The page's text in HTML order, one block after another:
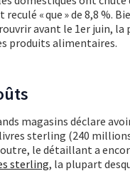
« que » de 8,8 %.
avant le 1er juin, la
produits alimentaires.
magasins déclare
sterling (240 millions
le détaillant a
sterling, la plupart